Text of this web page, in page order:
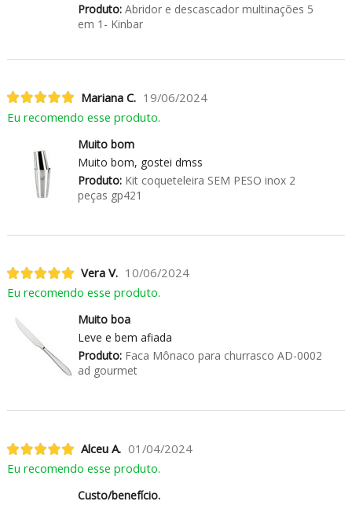
Produto:Abridor e descascador multinações 5
em 1- Kinbar
Mariana C. 19/06/2024
Eu recomendo esse produto.
Muito bom
Muito bom, gostei dmss
Produto:Kit coqueteleira SEM PESO inox 2
peças gp421
Vera V. 10/06/2024
Eu recomendo esse produto.
Muito boa
Leve e bem afiada
Produto:Faca Mônaco para churrasco AD-0002
ad gourmet
Alceu A. 01/04/2024
Eu recomendo esse produto.
Custo/benefício.